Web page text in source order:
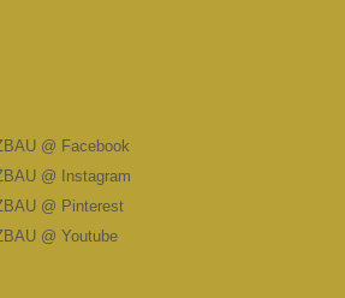
@ Facebook
@ Instagram
@ Pinterest
@ Youtube